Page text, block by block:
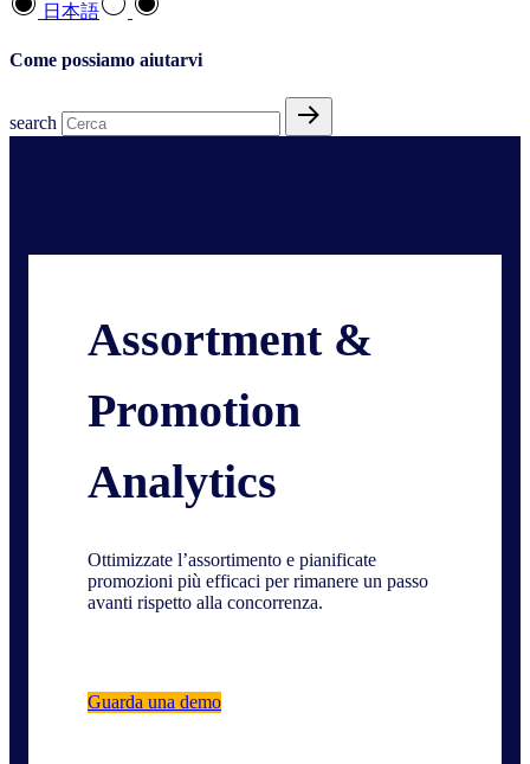
日本語
Come possiamo aiutarvi
search
Assortment &
Promotion
Analytics
Ottimizzate l’assortimento e pianificate
promozioni più efficaci per rimanere un passo
avanti rispetto alla concorrenza.
Guarda una demo